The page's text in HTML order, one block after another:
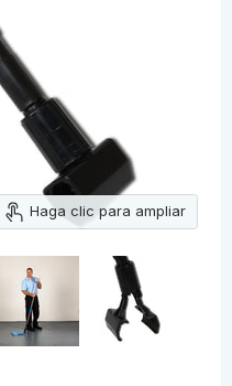
Haga clic para ampliar